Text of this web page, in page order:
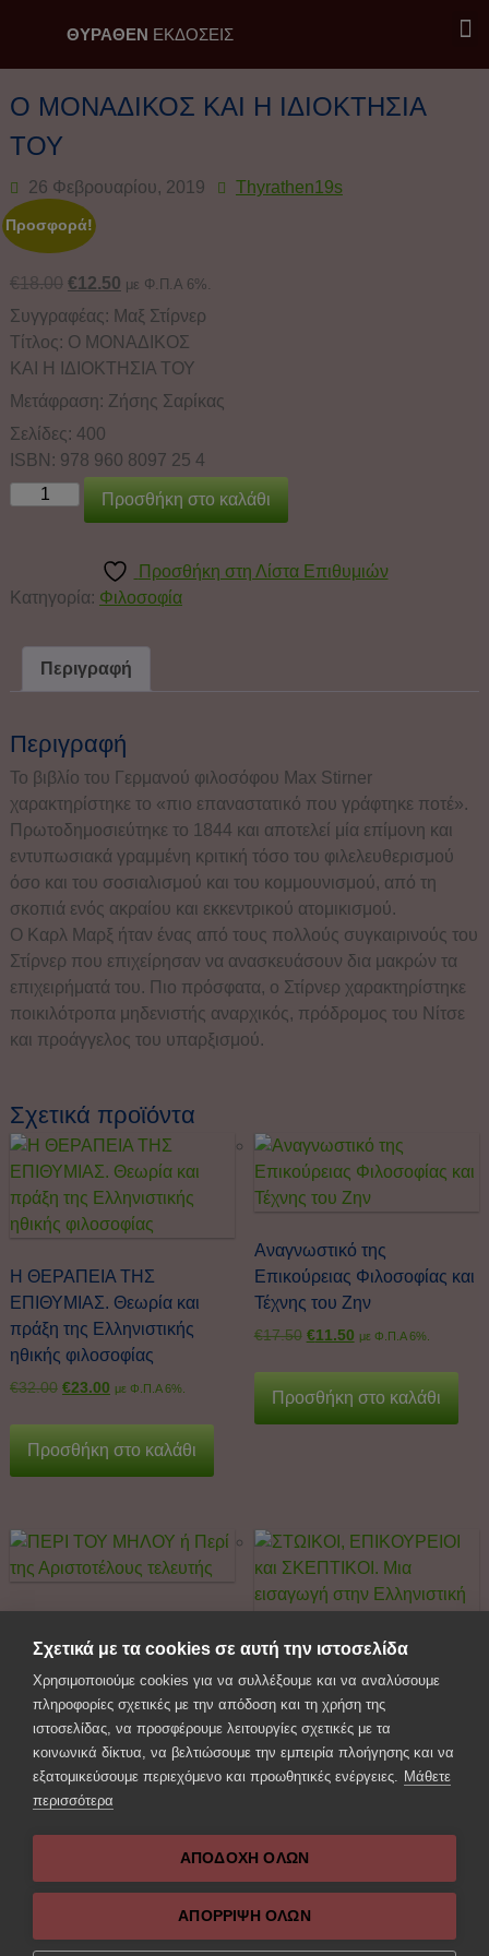
ΘΥΡΑΘΕΝ ΕΚΔΟΣΕΙΣ
Ο ΜΟΝΑΔΙΚΟΣ ΚΑΙ Η ΙΔΙΟΚΤΗΣΙΑ
ΤΟΥ
26 Φεβρουαρίου, 2019 Thyrathen19s
Προσφορά!
€18.00 €12.50 με Φ.Π.Α 6%.
Συγγραφέας: Μαξ Στίρνερ
Τίτλος: Ο ΜΟΝΑΔΙΚΟΣ
ΚΑΙ Η ΙΔΙΟΚΤΗΣΙΑ ΤΟΥ
Μετάφραση: Ζήσης Σαρίκας
Σελίδες: 400
ISBN: 978 960 8097 25 4
Προσθήκη στο καλάθι
Προσθήκη στη Λίστα Επιθυμιών
Κατηγορία: Φιλοσοφία
Περιγραφή
Περιγραφή
Το βιβλίο του Γερμανού φιλοσόφου Max Stirner
χαρακτηρίστηκε το «πιο επαναστατικό που γράφτηκε ποτέ».
Πρωτοδημοσιεύτηκε το 1844 και αποτελεί μία επίμονη και
εντυπωσιακά γραμμένη κριτική τόσο του φιλελευθερισμού
όσο και του σοσιαλισμού και του κομμουνισμού, από τη
σκοπιά ενός ακραίου και εκκεντρικού ατομικισμού.
Ο Καρλ Μαρξ ήταν ένας από τους πολλούς συγκαιρινούς του
Στίρνερ που επιχείρησαν να ανασκευάσουν δια μακρών τα
επιχειρήματά του. Πιο πρόσφατα, ο Στίρνερ χαρακτηρίστηκε
ποικιλότροπα μηδενιστής αναρχικός, πρόδρομος του Νίτσε
και προάγγελος του υπαρξισμού.
Σχετικά προϊόντα
Η ΘΕΡΑΠΕΙΑ ΤΗΣ
ΕΠΙΘΥΜΙΑΣ. Θεωρία και
πράξη της Ελληνιστικής
ηθικής φιλοσοφίας
€32.00 €23.00 με Φ.Π.Α 6%.
Προσθήκη στο καλάθι
Αναγνωστικό της
Επικούρειας Φιλοσοφίας και
Τέχνης του Ζην
€17.50 €11.50 με Φ.Π.Α 6%.
Προσθήκη στο καλάθι
της Αριστοτέλους τελευτής
22.00 €9.00 με Φ.Π.Α 6%.
Προσθήκη στο καλάθι
ΣΤΩΙΚΟΙ, ΕΠΙΚΟΥΡΕΙΟΙ και
ΣΚΕΠΤΙΚΟΙ. Μια εισαγωγή
στην Ελληνιστική Φιλοσοφία
€15.50 €11.50 με Φ.Π.Α 6%.
Next Post: ΠΕΡΙ ΤΟΥ
Σχετικά με τα cookies σε αυτή την ιστοσελίδα
Χρησιμοποιούμε cookies για να συλλέξουμε και να αναλύσουμε
πληροφορίες σχετικές με την απόδοση και τη χρήση της
ιστοσελίδας, να προσφέρουμε λειτουργίες σχετικές με τα
κοινωνικά δίκτυα, να βελτιώσουμε την εμπειρία πλοήγησης και να
εξατομικεύσουμε περιεχόμενο και προωθητικές ενέργειες. Μάθετε
περισσότερα
ΑΠΟΔΟΧΗ ΟΛΩΝ
ΑΠΌΡΡΙΨΗ ΌΛΩΝ